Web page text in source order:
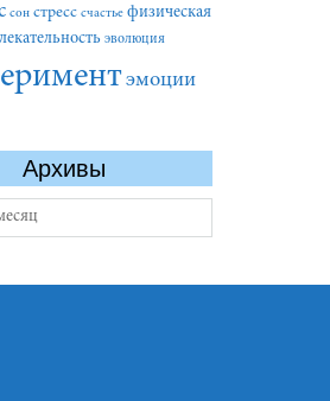
сон стресс счастье физическая
эволюция
эмоции
Архивы